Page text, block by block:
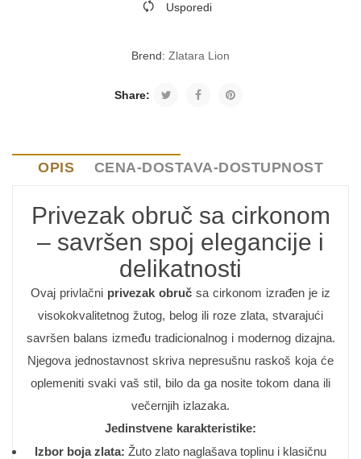
Usporedi
Brend: Zlatara Lion
Share:
OPIS CENA-DOSTAVA-DOSTUPNOST
Privezak obruč sa cirkonom
– savršen spoj elegancije i
delikatnosti
Ovaj privlačni privezak obruč sa cirkonom izrađen je iz
visokokvalitetnog žutog, belog ili roze zlata, stvarajući
savršen balans između tradicionalnog i modernog dizajna.
Njegova jednostavnost skriva nepresušnu raskoš koja će
oplemeniti svaki vaš stil, bilo da ga nosite tokom dana ili
večernjih izlazaka.
Jedinstvene karakteristike:
Izbor boja zlata: Žuto zlato naglašava toplinu i klasičnu